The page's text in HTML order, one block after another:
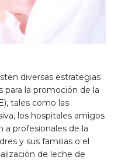
diversas estrategias
para la promoción de la
tales como las
los hospitales amigos
a profesionales de la
y sus familias o el
de leche de